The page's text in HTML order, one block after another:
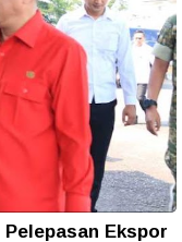
Ekspor